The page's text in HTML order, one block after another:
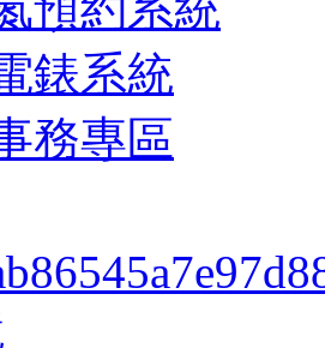
錶系統
務專區